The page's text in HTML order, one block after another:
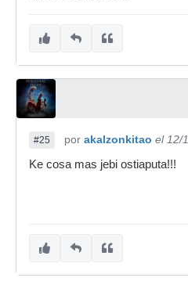
#25 por akalzonkitao el 12/
Ke cosa mas jebi ostiaputa!!!